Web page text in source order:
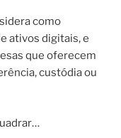
como
ativos digitais, e
que oferecem
custódia ou